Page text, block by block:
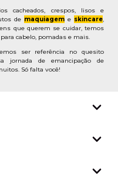
cacheados, crespos, lisos e
de maquiageme skincare,
que querem se cuidar, temos
cabelo, pomadas e mais.
ser referência no quesito
jornada de emancipação de
Só falta você!